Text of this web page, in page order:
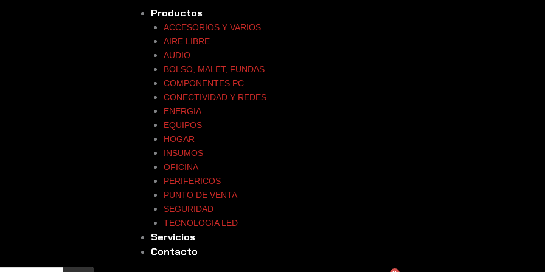
Productos
ACCESORIOS Y VARIOS
AIRE LIBRE
AUDIO
BOLSO, MALET, FUNDAS
COMPONENTES PC
CONECTIVIDAD Y REDES
ENERGIA
EQUIPOS
HOGAR
INSUMOS
OFICINA
PERIFERICOS
PUNTO DE VENTA
SEGURIDAD
TECNOLOGIA LED
Servicios
Contacto